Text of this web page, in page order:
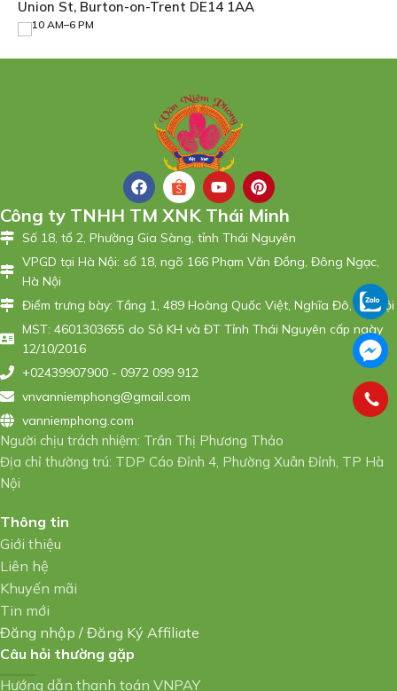
Union St, Burton-on-Trent DE14 1AA
10 AM–6 PM
Công ty TNHH TM XNK Thái Minh
Số 18, tổ 2, Phường Gia Sàng, tỉnh Thái Nguyên
VPGD tại Hà Nội: số 18, ngõ 166 Phạm Văn Đồng, Đông Ngạc,
Hà Nội
Điểm trưng bày: Tầng 1, 489 Hoàng Quốc Việt, Nghĩa Đô, Hà Nội
MST: 4601303655 do Sở KH và ĐT Tỉnh Thái Nguyên cấp ngày
12/10/2016
+02439907900 - 0972 099 912
vnvanniemphong@gmail.com
vanniemphong.com
Người chịu trách nhiệm: Trần Thị Phương Thảo
Địa chỉ thường trú: TDP Cáo Đỉnh 4, Phường Xuân Đỉnh, TP Hà
Nội
Thông tin
Giới thiệu
Liên hệ
Khuyến mãi
Tin mới
Đăng nhập / Đăng Ký Affiliate
Câu hỏi thường gặp
Hướng dẫn thanh toán VNPAY